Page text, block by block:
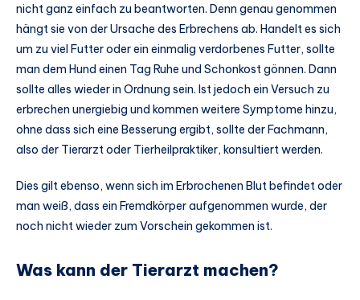
nicht ganz einfach zu beantworten. Denn genau genommen
hängt sie von der Ursache des Erbrechens ab. Handelt es sich
um zu viel Futter oder ein einmalig verdorbenes Futter, sollte
man dem Hund einen Tag Ruhe und Schonkost gönnen. Dann
sollte alles wieder in Ordnung sein. Ist jedoch ein Versuch zu
erbrechen unergiebig und kommen weitere Symptome hinzu,
ohne dass sich eine Besserung ergibt, sollte der Fachmann,
also der Tierarzt oder Tierheilpraktiker, konsultiert werden.
Dies gilt ebenso, wenn sich im Erbrochenen Blut befindet oder
man weiß, dass ein Fremdkörper aufgenommen wurde, der
noch nicht wieder zum Vorschein gekommen ist.
Was kann der Tierarzt machen?